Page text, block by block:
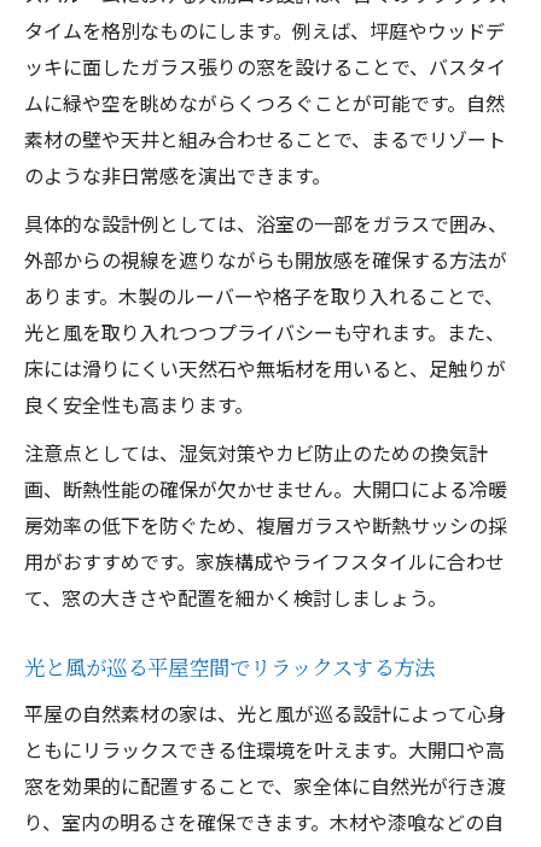
タイムを格別なものにします。例えば、坪庭やウッドデ
ッキに面したガラス張りの窓を設けることで、バスタイ
ムに緑や空を眺めながらくつろぐことが可能です。自然
素材の壁や天井と組み合わせることで、まるでリゾート
のような非日常感を演出できます。
具体的な設計例としては、浴室の一部をガラスで囲み、
外部からの視線を遮りながらも開放感を確保する方法が
あります。木製のルーバーや格子を取り入れることで、
光と風を取り入れつつプライバシーも守れます。また、
床には滑りにくい天然石や無垢材を用いると、足触りが
良く安全性も高まります。
注意点としては、湿気対策やカビ防止のための換気計
画、断熱性能の確保が欠かせません。大開口による冷暖
房効率の低下を防ぐため、複層ガラスや断熱サッシの採
用がおすすめです。家族構成やライフスタイルに合わせ
て、窓の大きさや配置を細かく検討しましょう。
光と風が巡る平屋空間でリラックスする方法
平屋の自然素材の家は、光と風が巡る設計によって心身
ともにリラックスできる住環境を叶えます。大開口や高
窓を効果的に配置することで、家全体に自然光が行き渡
り、室内の明るさを確保できます。木材や漆喰などの自